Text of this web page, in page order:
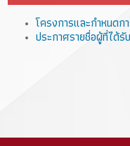
โครงการและกำหนดก
ประกาศรายชื่อผู้ที่ได้รั